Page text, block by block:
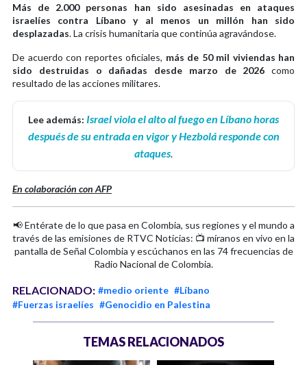
Más de 2.000 personas han sido asesinadas en ataques
israelíes contra Líbano y al menos un millón han sido
desplazadas. La crisis humanitaria que continúa agravándose.
De acuerdo con reportes oficiales, más de 50 mil viviendas han
sido destruidas o dañadas desde marzo de 2026 como
resultado de las acciones militares.
Lee además: Israel viola el alto al fuego en Líbano horas
después de su entrada en vigor y Hezbolá responde con
ataques.
En colaboración con AFP
📢 Entérate de lo que pasa en Colombia, sus regiones y el mundo a
través de las emisiones de RTVC Noticias: 📺 míranos en vivo en la
pantalla de Señal Colombia y escúchanos en las 74 frecuencias de
Radio Nacional de Colombia.
RELACIONADO: #medio oriente #Líbano
#Fuerzas israelíes #Genocidio en Palestina
TEMAS RELACIONADOS